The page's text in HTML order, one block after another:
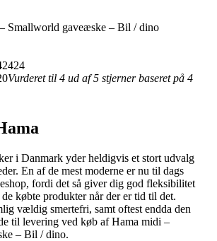
Smallworld gaveæske – Bil / dino
Vurderet til 4 ud af 5 stjerner baseret på 4
i Danmark yder heldigvis et stort udvalg
En af de mest moderne er nu til dags
fordi det så giver dig god fleksibilitet
købte produkter når der er tid til det.
vældig smertefri, samt oftest endda den
til levering ved køb af Hama midi –
– Bil / dino.